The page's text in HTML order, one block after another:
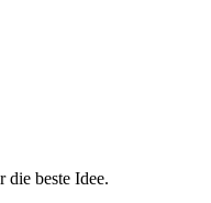
die beste Idee.